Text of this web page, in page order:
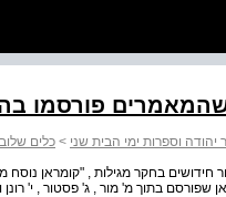
פורסמו
וספרות ימי הבית שני > כלים
חידושים בחקר מגילות , "קומראן
בתוך מ' מור , ג' פסטור , י' רונן